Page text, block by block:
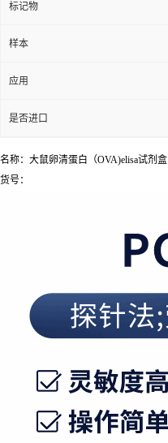
标记物
样本
应用
是否进口
名称：大鼠卵清蛋白（OVA)elisa试剂盒
货号：